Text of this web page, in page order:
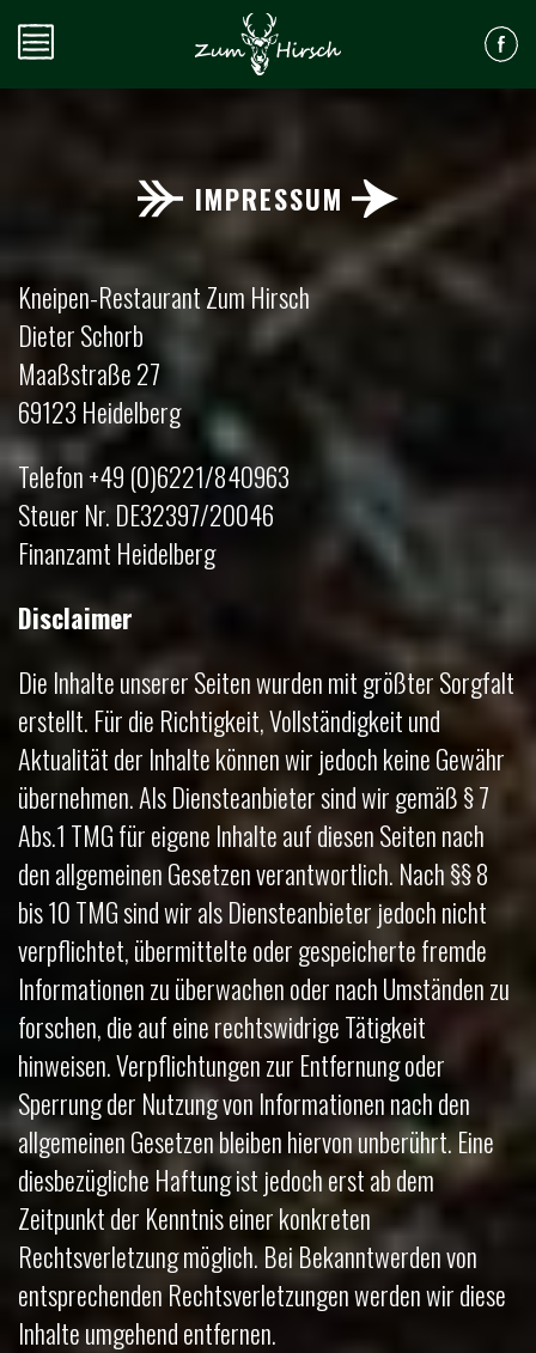
IMPRESSUM
Kneipen-Restaurant Zum Hirsch
Dieter Schorb
Maaßstraße 27
69123 Heidelberg
Telefon +49 (0)6221/840963
Steuer Nr. DE32397/20046
Finanzamt Heidelberg
Disclaimer
Die Inhalte unserer Seiten wurden mit größter Sorgfalt
erstellt. Für die Richtigkeit, Vollständigkeit und
Aktualität der Inhalte können wir jedoch keine Gewähr
übernehmen. Als Diensteanbieter sind wir gemäß § 7
Abs.1 TMG für eigene Inhalte auf diesen Seiten nach
den allgemeinen Gesetzen verantwortlich. Nach §§ 8
bis 10 TMG sind wir als Diensteanbieter jedoch nicht
verpflichtet, übermittelte oder gespeicherte fremde
Informationen zu überwachen oder nach Umständen zu
forschen, die auf eine rechtswidrige Tätigkeit
hinweisen. Verpflichtungen zur Entfernung oder
Sperrung der Nutzung von Informationen nach den
allgemeinen Gesetzen bleiben hiervon unberührt. Eine
diesbezügliche Haftung ist jedoch erst ab dem
Zeitpunkt der Kenntnis einer konkreten
Rechtsverletzung möglich. Bei Bekanntwerden von
entsprechenden Rechtsverletzungen werden wir diese
Inhalte umgehend entfernen.